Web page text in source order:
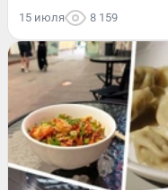
15 июля 8 159